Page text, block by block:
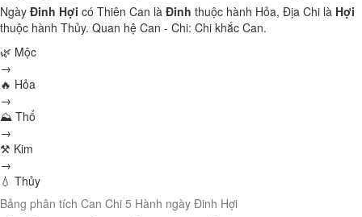
Ngày Đinh Hợi có Thiên Can là Đinh thuộc hành Hỏa, Địa Chi là Hợi
thuộc hành Thủy. Quan hệ Can - Chi: Chi khắc Can.
🌿 Mộc
→
🔥 Hỏa
→
⛰ Thổ
→
⚒ Kim
→
💧 Thủy
Bảng phân tích Can Chi 5 Hành ngày Đinh Hợi